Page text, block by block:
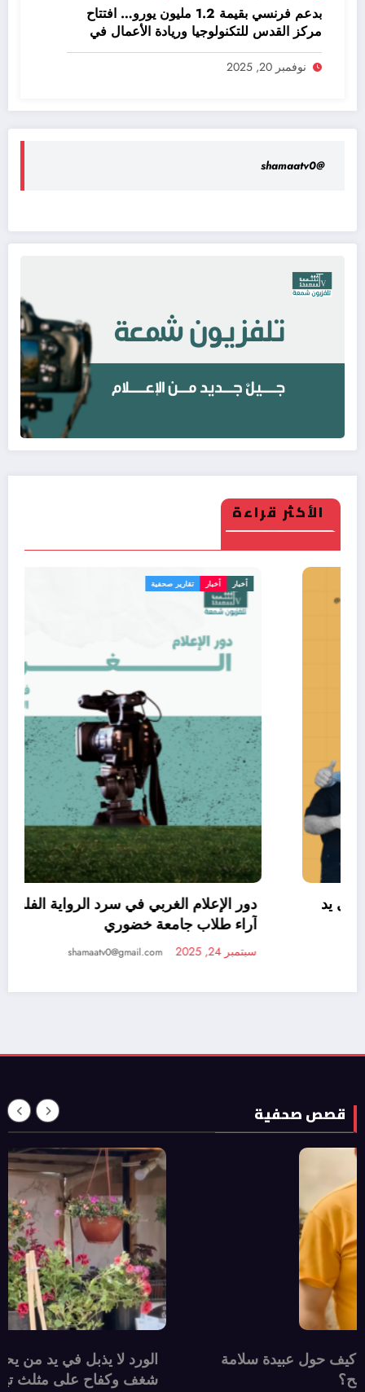
بدعم فرنسي بقيمة 1.2 مليون يورو… افتتاح
مركز القدس للتكنولوجيا وريادة الأعمال في
قصر الحمراء
نوفمبر 20, 2025
@shamaatv0
الأكثر قراءة
فريق جراحي متخصص يتمكن من إعادة توصيل يد
مبتورة لشاب من مدينة طولكرم
shamaatv0@gmail.com
قصص صحفية
الورد
شغف
الوحيد”.. كيف حول عبيدة سلامة
مشتل زراعي ناجح؟